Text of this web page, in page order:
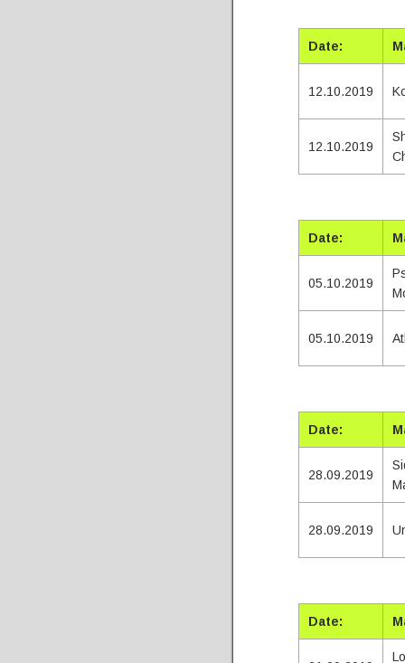
Date:
12.10.2019
12.10.2019
Date:
05.10.2019
05.10.2019
Date:
28.09.2019
28.09.2019
Date: